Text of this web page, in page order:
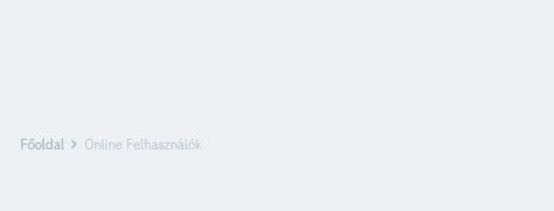
Főoldal Online Felhasználók